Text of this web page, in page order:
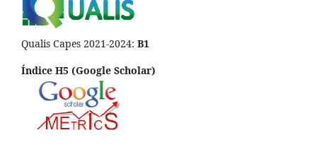
Qualis Capes 2021-2024: B1
Índice H5 (Google Scholar)